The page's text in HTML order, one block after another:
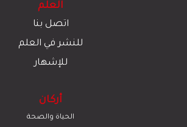
العلم
اتصل بنا
للنشر في العلم
للإشهار
أركان
الحياة والصحة